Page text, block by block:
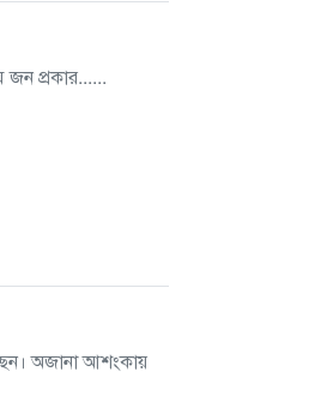
জন প্রকার......
অজানা আশংকায়